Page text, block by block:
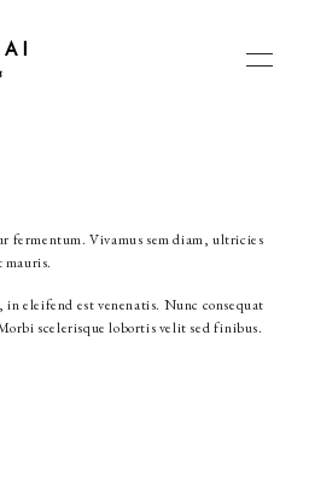
fermentum. Vivamus sem diam, ultricies
eleifend est venenatis. Nunc consequat
scelerisque lobortis velit sed finibus.